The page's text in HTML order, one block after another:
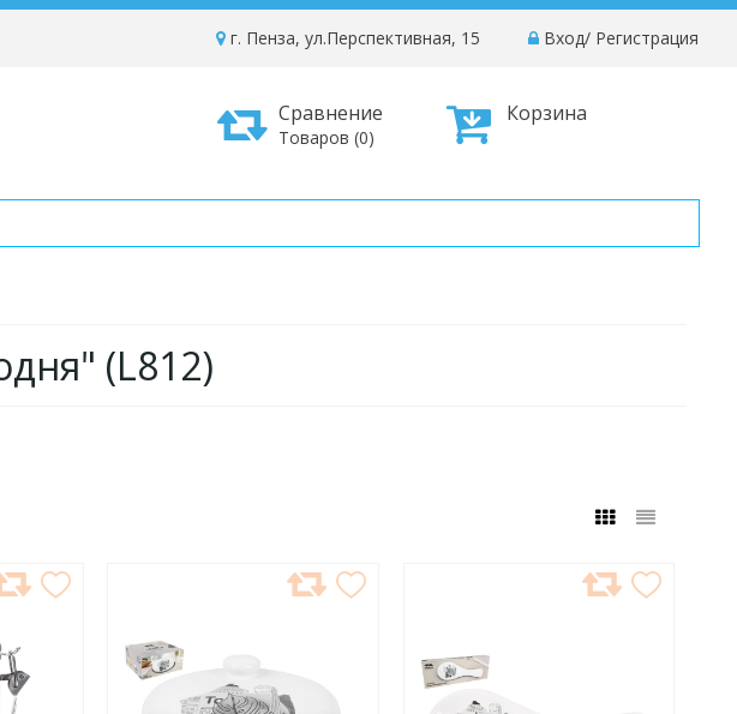
Вход/ Регистрация
г. Пенза, ул.Перспективная, 15
Корзина
Сравнение
Товаров (0)
(L812)
ИЗБРАННОЕ